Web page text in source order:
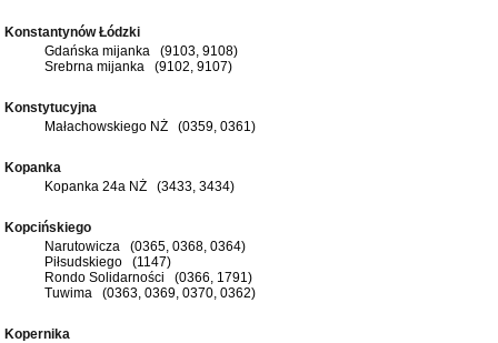
Konstantynów Łódzki
Gdańska mijanka (9103, 9108)
Srebrna mijanka (9102, 9107)
Konstytucyjna
Małachowskiego NŻ (0359, 0361)
Kopanka
Kopanka 24a NŻ (3433, 3434)
Kopcińskiego
Narutowicza (0365, 0368, 0364)
Piłsudskiego (1147)
Rondo Solidarności (0366, 1791)
Tuwima (0363, 0369, 0370, 0362)
Kopernika